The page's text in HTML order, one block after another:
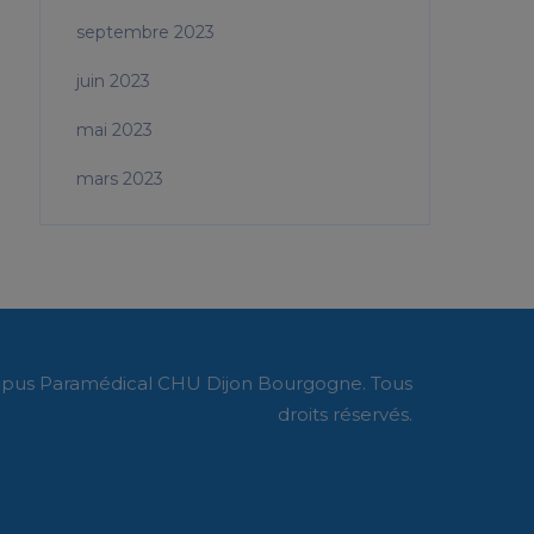
septembre 2023
juin 2023
mai 2023
mars 2023
Paramédical CHU Dijon Bourgogne. Tous
droits réservés.